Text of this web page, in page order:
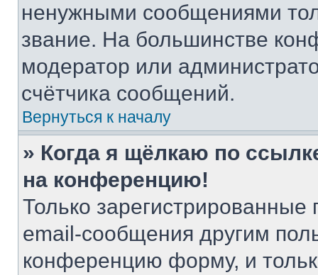
ненужными сообщениями
звание. На большинстве
модератор или
счётчика сообщений.
Вернуться к началу
» Когда я щёлкаю по
на конференцию!
Только зарегистрированные
email-сообщения другим
конференцию форму, и